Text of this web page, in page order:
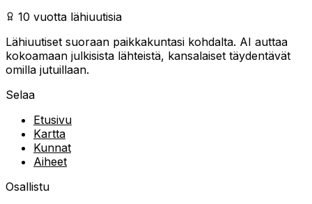
10 vuotta lähiuutisia
Lähiuutiset suoraan paikkakuntasi kohdalta. AI auttaa
kokoamaan julkisista lähteistä, kansalaiset täydentävät
omilla jutuillaan.
Selaa
Etusivu
Kartta
Kunnat
Aiheet
Osallistu